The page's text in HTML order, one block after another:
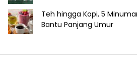
Teh hingga Kopi, 5
Bantu Panjang Umur